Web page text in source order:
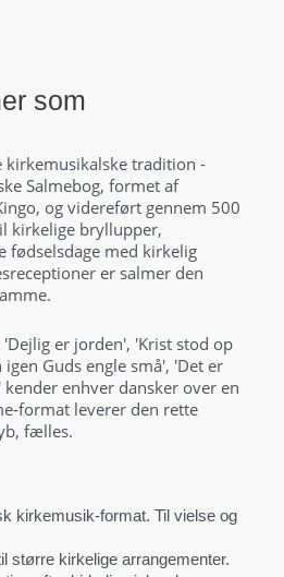
som
kirkemusikalske tradition -
Salmebog, formet af
og videreført gennem 500
kirkelige bryllupper,
fødselsdage med kirkelig
er salmer den
'Dejlig er jorden', 'Krist stod op
Guds engle små', 'Det er
enhver dansker over en
format leverer den rette
fælles.
kirkemusik-format. Til vielse og
større kirkelige arrangementer.